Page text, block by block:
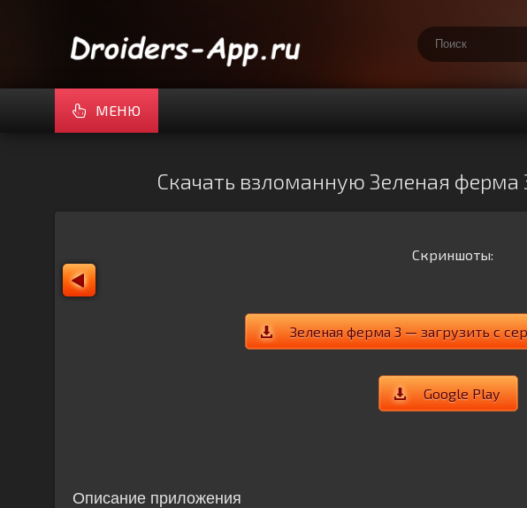
МЕНЮ
Скачать взломанную Зеленая ферма
Скриншоты:
Зеленая ферма 3 — загрузить с
Google Play
Описание приложения